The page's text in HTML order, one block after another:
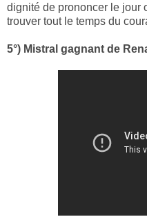
dignité de prononcer le jour
trouver tout le temps du
5°) Mistral gagnant de